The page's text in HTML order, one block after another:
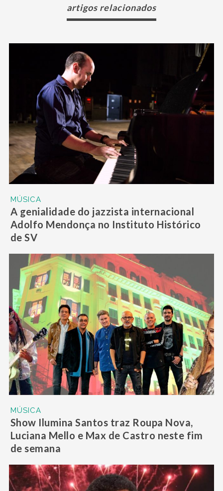
artigos relacionados
MÚSICA
A genialidade do jazzista internacional
Adolfo Mendonça no Instituto Histórico
de SV
MÚSICA
Show Ilumina Santos traz Roupa Nova,
Luciana Mello e Max de Castro neste fim
de semana